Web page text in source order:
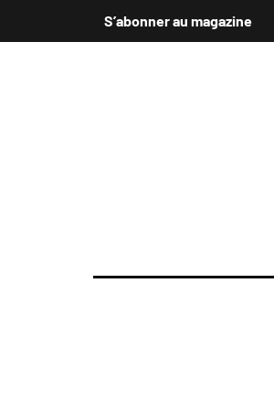
S’abonner au magazine